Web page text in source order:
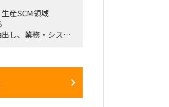
産SCM領域
し、業務・システ
重ねて実現性の高